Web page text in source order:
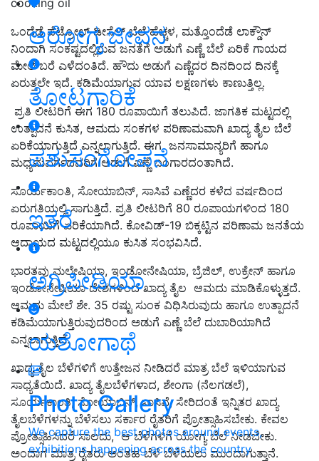
ಆರೋಗ್ಯ ಜೀವನ
ತೋಟಗಾರಿಕೆ
ಪಶುಸಂಗೋಪನೆ
ಇತರೆ
ಅಗ್ರಿಪೀಡಿಯಾ
ಯಶೋಗಾಥೆ
Photo Gallery
We capture the best photos around events,
exhibitions happening across the country
ಒಂದೆಡೆ ಪೆಟ್ರೋಲ್ ಡೀಸೆಲ್ ಬೆಲೆ ಹೆಚ್ಚಳ, ಮತ್ತೊಂದೆಡೆ ಲಾಕ್ಡೌನ್
ನಿಂದಾಗಿ ಸಂಕಷ್ಟದಲ್ಲಿರುವ ಜನತೆಗೆ ಅಡುಗೆ ಎಣ್ಣೆ ಬೆಲೆ ಏರಿಕೆ ಗಾಯದ
ಮೇಲೆ ಬರೆ ಎಳೆದಂತಿದೆ. ಹೌದು ಅಡುಗೆ ಎಣ್ಣೆದರ ದಿನದಿಂದ ದಿನಕ್ಕೆ
ಏರುತ್ತಲೇ ಇದೆ. ಕಡಿಮೆಯಾಗುವ ಯಾವ ಲಕ್ಷಣಗಳು ಕಾಣುತ್ತಿಲ್ಲ.
ಪ್ರತಿ ಲೀಟರಿಗೆ ಈಗ 180 ರೂಪಾಯಿಗೆ ತಲುಪಿದೆ. ಜಾಗತಿಕ ಮಟ್ಟದಲ್ಲಿ
ಉತ್ಪಾದನೆ ಕುಸಿತ, ಆಮದು ಸಂಕಗಳ ಪರಿಣಾಮವಾಗಿ ಖಾದ್ಯ ತೈಲ ಬೆಲೆ
ಏರಿಕೆಯಾಗುತ್ತಿದೆ ಎನ್ನಲಾಗುತ್ತಿದೆ. ಈಗ ಜನಸಾಮಾನ್ಯರಿಗೆ ಹಾಗೂ
ಮಧ್ಯಮವರ್ಗದವರಿಗೆ ಅಡುಗೆ ಎಣ್ಣೆ ಬಂಗಾರದಂತಾಗಿದೆ.
ಸೂರ್ಯಕಾಂತಿ, ಸೋಯಾಬಿನ್, ಸಾಸಿವೆ ಎಣ್ಣೆದರ ಕಳೆದ ವರ್ಷದಿಂದ
ಏರುಗತಿಯಲ್ಲಿ ಸಾಗುತ್ತಿದೆ. ಪ್ರತಿ ಲೀಟರಿಗೆ 80 ರೂಪಾಯಗಳಿಂದ 180
ರೂಪಾಯಿಗೆ ಏರಿಕೆಯಾಗಿದೆ. ಕೋವಿಡ್-19 ಬಿಕ್ಕಟ್ಟಿನ ಪರಿಣಾಮ ಜನತೆಯ
ಆದಾಯದ ಮಟ್ಟದಲ್ಲಿಯೂ ಕುಸಿತ ಸಂಭವಿಸಿದೆ.
ಭಾರತವು ಮಲೇಷಿಯಾ, ಇಂಡೋನೇಷಿಯಾ, ಬ್ರೆಜಿಲ್, ಉಕ್ರೇನ್ ಹಾಗೂ
ಇಂಡೋನೇಷಿಯಾ ದೇಶಗಳಿಂದ ಖಾದ್ಯ ತೈಲ ಆಮದು ಮಾಡಿಕೊಳ್ಳುತ್ತದೆ.
ಆಮದು ಮೇಲೆ ಶೇ. 35 ರಷ್ಟು ಸುಂಕ ವಿಧಿಸಿರುವುದು ಹಾಗೂ ಉತ್ಪಾದನೆ
ಕಡಿಮೆಯಾಗುತ್ತಿರುವುದರಿಂದ ಅಡುಗೆ ಎಣ್ಣೆ ಬೆಲೆ ದುಬಾರಿಯಾಗಿದೆ
ಎನ್ನಲಾಗುತ್ತಿದೆ.
ಖಾದ್ಯ ತೈಲ ಬೆಳೆಗಳಿಗೆ ಉತ್ತೇಜನ ನೀಡಿದರೆ ಮಾತ್ರ ಬೆಲೆ ಇಳಿಯಾಗುವ
ಸಾಧ್ಯತೆಯಿದೆ. ಖಾದ್ಯ ತೈಲಬೆಳೆಗಳಾದ, ಶೇಂಗಾ (ನೆಲಗಡಲೆ),
ಸೂರ್ಯಕಾಂತಿ, ಸೋಯಾಬಿನ್, ಸಾಸಿವೆ, ಸೇರಿದಂತೆ ಇನ್ನಿತರ ಖಾದ್ಯ
ತೈಲಬೆಳೆಗಳನ್ನು ಬೆಳೆಸಲು ಸರ್ಕಾರ ರೈತರಿಗೆ ಪ್ರೋತ್ಸಾಹಿಸಬೇಕು. ಕೇವಲ
ಪ್ರೋತ್ಸಾಹಿಸಿದರೆ ಸಾಲದು, ಆ ಬೆಳೆಗಳಿಗೆ ಯೋಗ್ಯ ಬೆಲೆ ನೀಡಬೇಕು.
ಅಂದಾಗ ಮಾತ್ರ ರೈತರು ಅಂತಹ ಬೆಳೆ ಬೆಳೆಯಲು ಮುಂದಾಗುತ್ತಾನೆ.